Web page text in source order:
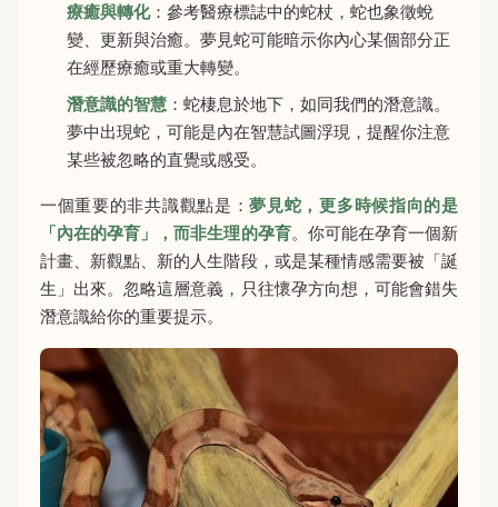
療癒與轉化：參考醫療標誌中的蛇杖，蛇也象徵蛻
變、更新與治癒。夢見蛇可能暗示你內心某個部分正
在經歷療癒或重大轉變。
潛意識的智慧 ：蛇棲息於地下，如同我們的潛意識。
夢中出現蛇，可能是內在智慧試圖浮現，提醒你注意
某些被忽略的直覺或感受。
一個重要的非共識觀點是：夢見蛇，更多時候指向的是
「內在的孕育」，而非生理的孕育。你可能在孕育一個新
計畫、新觀點、新的人生階段，或是某種情感需要被「誕
生」出來。忽略這層意義，只往懷孕方向想，可能會錯失
潛意識給你的重要提示。